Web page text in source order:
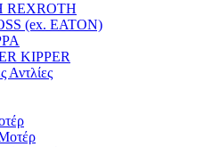
REXROTH
(ex. EATON)
KIPPER
Αντλίες